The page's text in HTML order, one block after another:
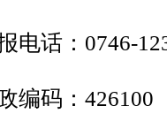
电话：0746-
编码：426100